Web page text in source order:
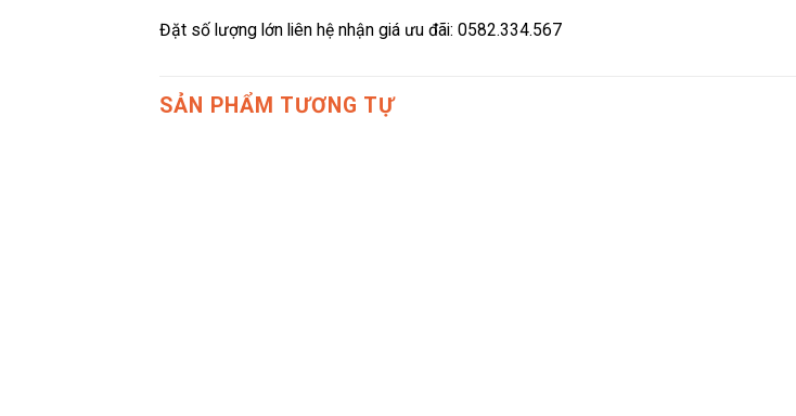
Đặt số lượng lớn liên hệ nhận giá ưu đãi: 0582.334.567
SẢN PHẨM TƯƠNG TỰ